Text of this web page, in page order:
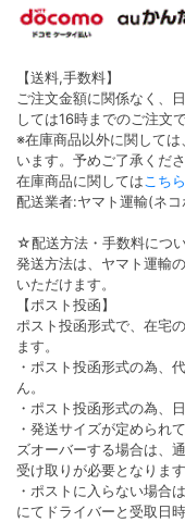
【送料,手数料】
ご注文金額に関係なく、
しては16時までのご注文
※在庫商品以外に関して
います。予めご了承くだ
在庫商品に関しては こちら
配送業者:ヤマト運輸(ネコ
☆配送方法・手数料につ
発送方法は、ヤマト運輸
いただけます。
【ポスト投函】
ポスト投函形式で、在宅
ます。
・ポスト投函形式の為、
ん。
・ポスト投函形式の為、
・発送サイズが定められ
ズオーバーする場合は、
受け取りが必要となります
・ポストに入らない場合
にてドライバーと受取日